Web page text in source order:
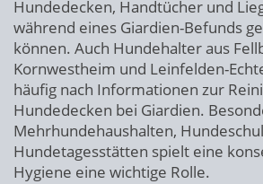
Hundedecken, Handtücher und
während eines Giardien-Befunds
können. Auch Hundehalter aus
Kornwestheim und Leinfelden-
häufig nach Informationen zur
Hundedecken bei Giardien.
Mehrhundehaushalten,
Hundetagesstätten spielt eine
Hygiene eine wichtige Rolle.